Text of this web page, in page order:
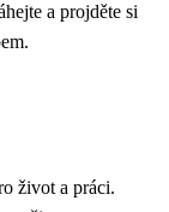
a projděte si
život a práci.